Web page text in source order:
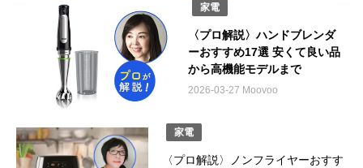
家電
〈プロ解説〉ハンドブレンダ
ーおすすめ17選 安くて良い品
から高機能モデルまで
2026-03-27 Moovoo
家電
〈プロ解説〉ノンフライヤーおすす